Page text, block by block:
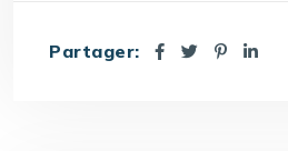
Partager: